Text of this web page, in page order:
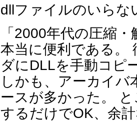
dllファイルのいらな
「2000年代の圧縮
本当に便利である。
ダにDLLを手動コピ
しかも、アーカイ
ースが多かった。
するだけでOK、余